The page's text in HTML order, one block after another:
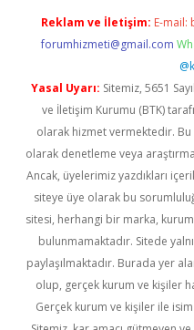
Reklam ve İletişim: E-mail:
forumhizmeti@gmail.com
Yasal Uyarı: Sitemiz, 5651
ve İletişim Kurumu (BTK)
olarak hizmet vermektedir.
olarak denetleme veya
Ancak, üyelerimiz yazdıkları
siteye üye olarak bu
sitesi, herhangi bir marka,
bulunmamaktadır. Sitede
paylaşılmaktadır. Burada yer
olup, gerçek kurum ve kişiler
Gerçek kurum ve kişiler ile